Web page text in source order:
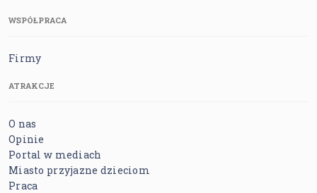
WSPÓŁPRACA
Firmy
ATRAKCJE
O nas
Opinie
Portal w mediach
Miasto przyjazne dzieciom
Praca